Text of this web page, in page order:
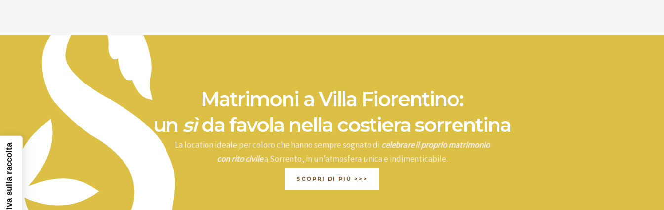
Matrimoni a Villa Fiorentino:
un sìda favola nella costiera sorrentina
La location ideale per coloro che hanno sempre sognato di celebrare il proprio matrimonio
con rito civilea Sorrento, in un’atmosfera unica e indimenticabile.
SCOPRI DI PIÙ >>>